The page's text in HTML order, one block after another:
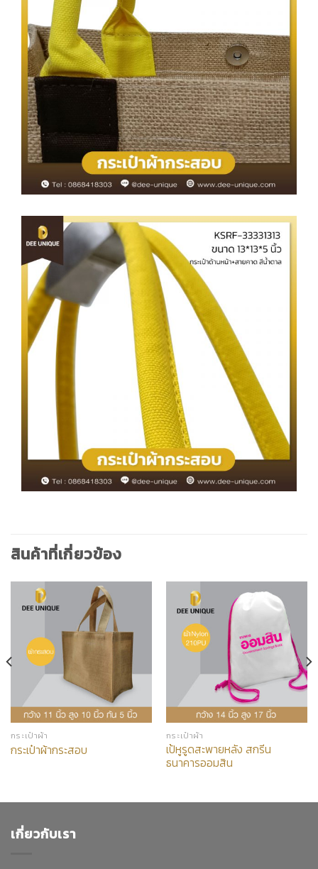
สินค้าที่เกี่ยวข้อง
กระเป๋าผ้า
กระเป๋าผ้ากระสอบ
กระเป๋าผ้า
เป้หูรูดสะพายหลัง สกรีน
ธนาคารออมสิน
เกี่ยวกับเรา